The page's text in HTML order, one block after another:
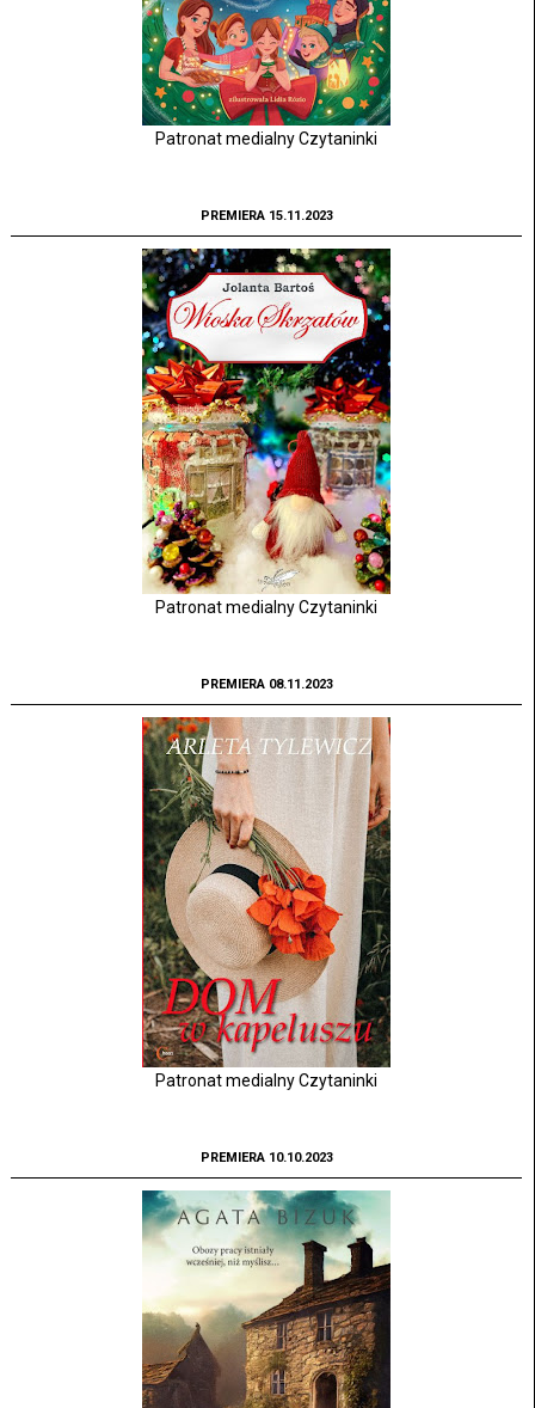
Patronat medialny Czytaninki
PREMIERA 15.11.2023
Patronat medialny Czytaninki
PREMIERA 08.11.2023
Patronat medialny Czytaninki
PREMIERA 10.10.2023